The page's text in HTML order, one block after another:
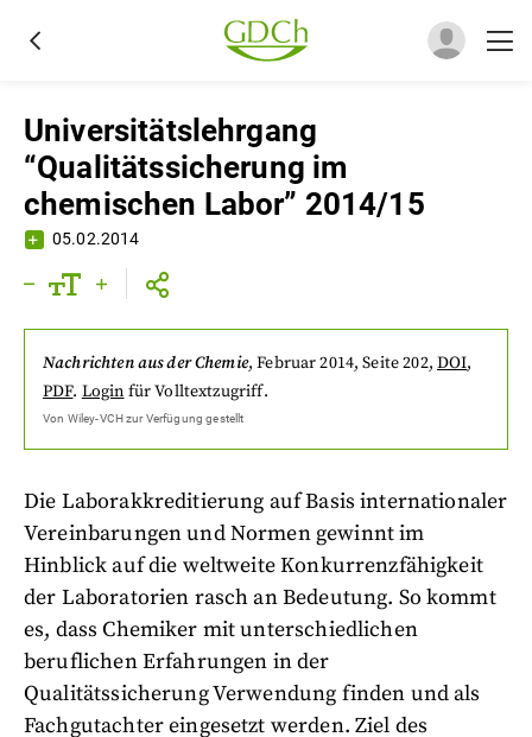
Universitätslehrgang
“Qualitätssicherung im
chemischen Labor” 2014/15
05.02.2014
Nachrichten aus der Chemie,Februar 2014, Seite 202, DOI,
PDF. Login für Volltextzugriff.
Von Wiley-VCHzur Verfügung gestellt
Die Laborakkreditierung auf Basis internationaler
Vereinbarungen und Normen gewinnt im
Hinblick auf die weltweite Konkurrenzfähigkeit
der Laboratorien rasch an Bedeutung. So kommt
es, dass Chemiker mit unterschiedlichen
beruflichen Erfahrungen in der
Qualitätssicherung Verwendung finden und als
Fachgutachter eingesetzt werden. Ziel des